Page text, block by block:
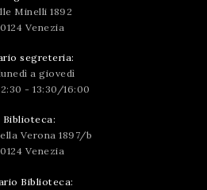
Minelli 1892
Venezia
segreteria:
a giovedì
- 13:30/16:00
Biblioteca:
Verona 1897/b
Venezia
Biblioteca: